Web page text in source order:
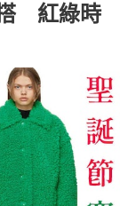
紅綠時